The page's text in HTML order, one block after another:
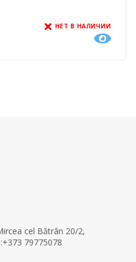
НЕТ В НАЛИЧИИ
cel Bătrân 20/2,
79775078